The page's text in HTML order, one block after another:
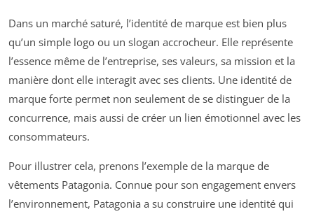
Dans un marché saturé, l’identité de marque est bien plus
qu’un simple logo ou un slogan accrocheur. Elle représente
l’essence même de l’entreprise, ses valeurs, sa mission et la
manière dont elle interagit avec ses clients. Une identité de
marque forte permet non seulement de se distinguer de la
concurrence, mais aussi de créer un lien émotionnel avec les
consommateurs.
Pour illustrer cela, prenons l’exemple de la marque de
vêtements Patagonia. Connue pour son engagement envers
l’environnement, Patagonia a su construire une identité qui